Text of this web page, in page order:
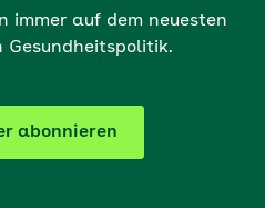
immer auf dem neuesten
Gesundheitspolitik.
abonnieren